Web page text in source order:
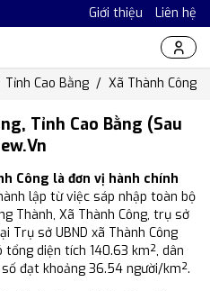
Giới thiệu Liên hệ
Tỉnh Cao Bằng Xã Thành Công
Tỉnh Cao Bằng (Sau
Công là đơn vị hành chính
lập từ việc sáp nhập toàn bộ
Thành, Xã Thành Công, trụ sở
Trụ sở UBND xã Thành Công
diện tích 140.63 km², dân
đạt khoảng 36.54 người/km².